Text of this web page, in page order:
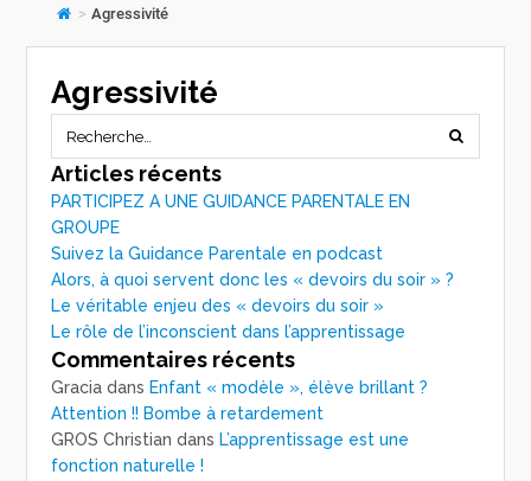
> Agressivité
Agressivité
Articles récents
PARTICIPEZ A UNE GUIDANCE PARENTALE EN
GROUPE
Suivez la Guidance Parentale en podcast
Alors, à quoi servent donc les « devoirs du soir » ?
Le véritable enjeu des « devoirs du soir »
Le rôle de l’inconscient dans l’apprentissage
Commentaires récents
Gracia dans Enfant « modèle », élève brillant ?
Attention !! Bombe à retardement
GROS Christian dans L’apprentissage est une
fonction naturelle !